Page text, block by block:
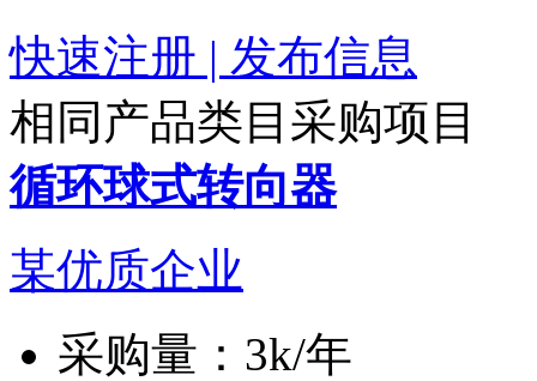
快速注册 | 发布信息
相同产品类目采购项目
循环球式转向器
某优质企业
采购量： 3k/年